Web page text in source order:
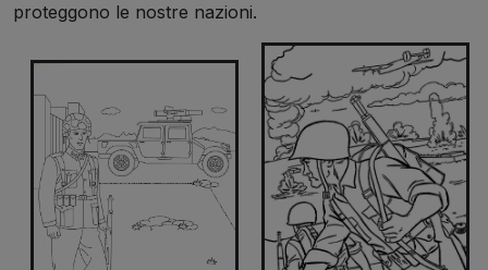
proteggono le nostre nazioni.